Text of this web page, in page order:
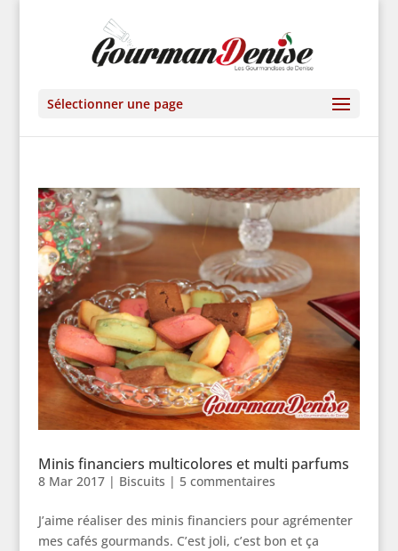
Sélectionner une page
Minis financiers multicolores et multi parfums
8 Mar 2017| Biscuits | 5 commentaires
J’aime réaliser des minis financiers pour agrémenter
mes cafés gourmands. C’est joli, c’est bon et ça